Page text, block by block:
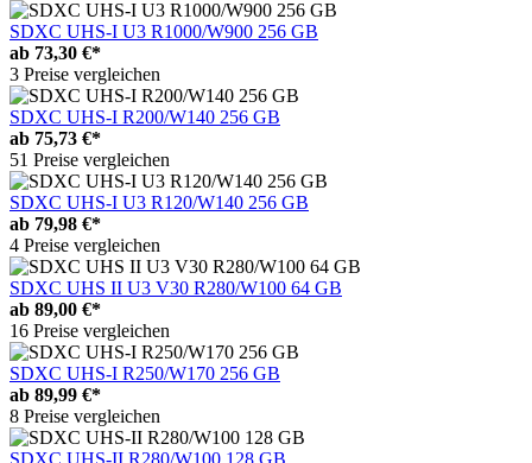
SDXC UHS-I U3 R1000/W900 256 GB
ab 73,30 €*
3 Preise vergleichen
SDXC UHS-I R200/W140 256 GB
ab 75,73 €*
51 Preise vergleichen
SDXC UHS-I U3 R120/W140 256 GB
ab 79,98 €*
4 Preise vergleichen
SDXC UHS II U3 V30 R280/W100 64 GB
ab 89,00 €*
16 Preise vergleichen
SDXC UHS-I R250/W170 256 GB
ab 89,99 €*
8 Preise vergleichen
SDXC UHS-II R280/W100 128 GB